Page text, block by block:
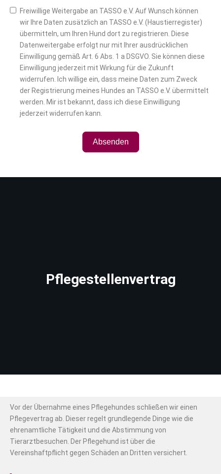
Freiwillige Weitergabe an TASSO e.V. Auf Wunsch können
wir Ihre Daten zusätzlich an TASSO e.V. (Haustierregister)
übermitteln, um Ihren Hund dort zu registrieren. Diese
Datenweitergabe erfolgt nur mit Ihrer ausdrücklichen
Einwilligung gemäß Art. 6 Abs. 1 a DSGVO. Sie können diese
Einwilligung jederzeit mit Wirkung für die Zukunft
widerrufen. Ich willige ein, dass meine Daten zum Zweck
der Registrierung meines Hundes an TASSO e.V. übermittelt
werden. Mir ist bekannt, dass ich diese Einwilligung
jederzeit widerrufen kann.
Absenden
Pflegestellenvertrag
Vor der Übernahme eines Pflegehundes schließen wir einen
Pflegevertrag ab. Dieser regelt grundlegende Dinge wie die
ehrenamtliche Tätigkeit und die Abstimmung von
Tierarztbesuchen. Der Pflegehund ist über die
Vereinshaftpflicht gegen Schäden an Dritten versichert.